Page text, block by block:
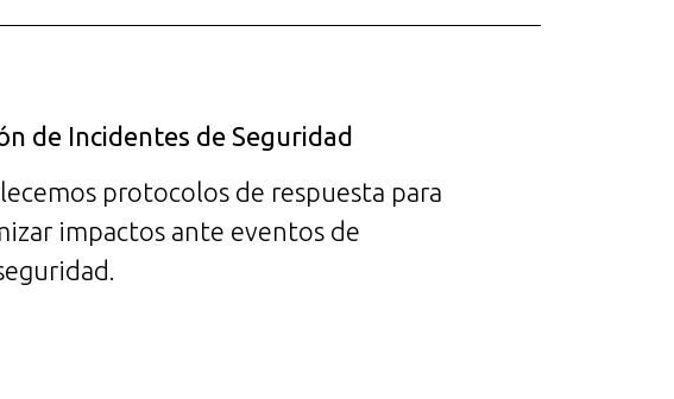
de Incidentes de Seguridad
protocolos de respuesta para
impactos ante eventos de